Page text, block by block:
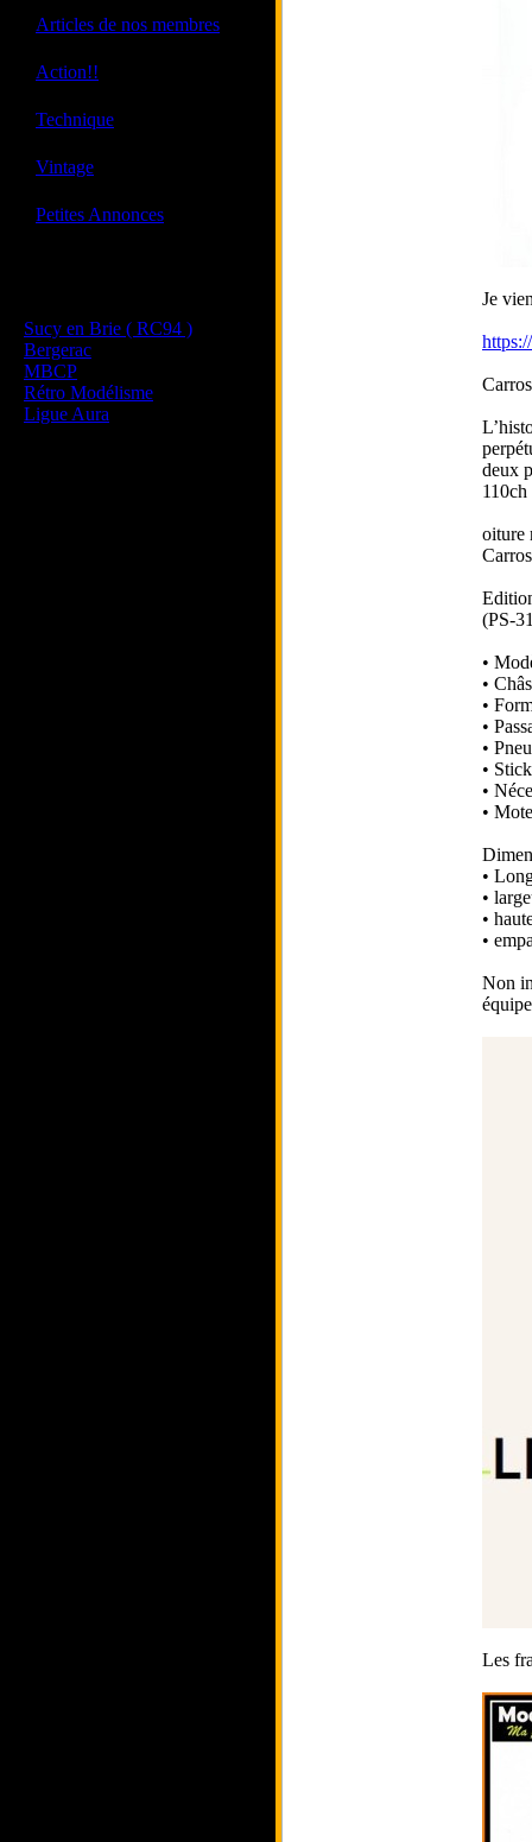
Articles de nos membres
Action!!
Technique
Vintage
Petites Annonces
Sucy en Brie ( RC94 )
Bergerac
MBCP
Rétro Modélisme
Ligue Aura
Je
deux
110ch
oiture
(PS-
•
•
•
•
•
•
•
•
•
•
•
•
Non
Les